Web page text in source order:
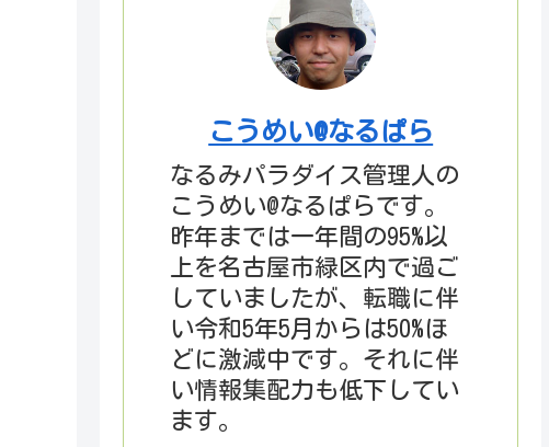
こうめい@なるぱら
なるみパラダイス管理人の
こうめい@なるぱらです。
昨年までは一年間の95%以
上を名古屋市緑区内で過ご
していましたが、転職に伴
い令和5年5月からは50%ほ
どに激減中です。それに伴
い情報集配力も低下してい
ます。